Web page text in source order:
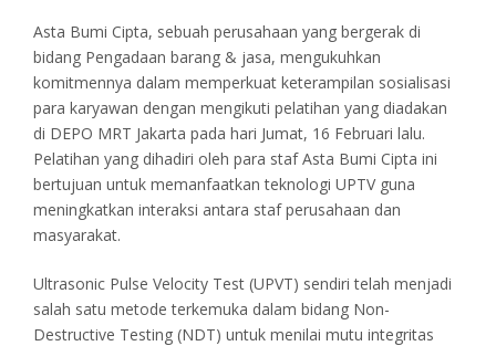
Asta Bumi Cipta, sebuah perusahaan yang bergerak di
bidang Pengadaan barang & jasa, mengukuhkan
komitmennya dalam memperkuat keterampilan sosialisasi
para karyawan dengan mengikuti pelatihan yang diadakan
di DEPO MRT Jakarta pada hari Jumat, 16 Februari lalu.
Pelatihan yang dihadiri oleh para staf Asta Bumi Cipta ini
bertujuan untuk memanfaatkan teknologi UPTV guna
meningkatkan interaksi antara staf perusahaan dan
masyarakat.
Ultrasonic Pulse Velocity Test (UPVT) sendiri telah menjadi
salah satu metode terkemuka dalam bidang Non-
Destructive Testing (NDT) untuk menilai mutu integritas